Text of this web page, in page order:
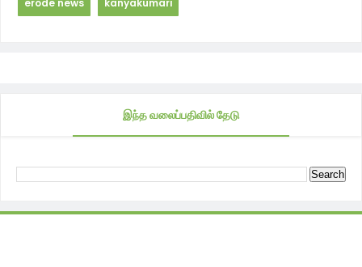
erode news kanyakumari
இந்த வலைப்பதிவில் தேடு